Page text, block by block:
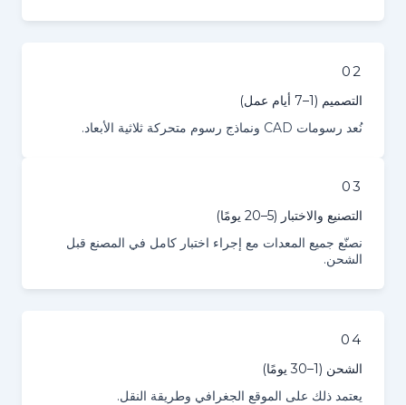
التصميم (1–7 أيام عمل)
نُعد رسومات CAD ونماذج رسوم متحركة ثلاثية الأبعاد.
التصنيع والاختبار (5–20 يومًا)
نصنّع جميع المعدات مع إجراء اختبار كامل في المصنع قبل
الشحن.
الشحن (1–30 يومًا)
يعتمد ذلك على الموقع الجغرافي وطريقة النقل.